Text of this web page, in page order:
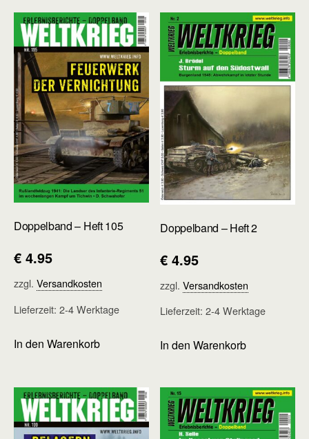
Doppelband – Heft 105
€ 4.95
zzgl. Versandkosten
Lieferzeit: 2-4 Werktage
In den Warenkorb
Doppelband – Heft 2
€ 4.95
zzgl.Versandkosten
Lieferzeit:2-4 Werktage
In den Warenkorb